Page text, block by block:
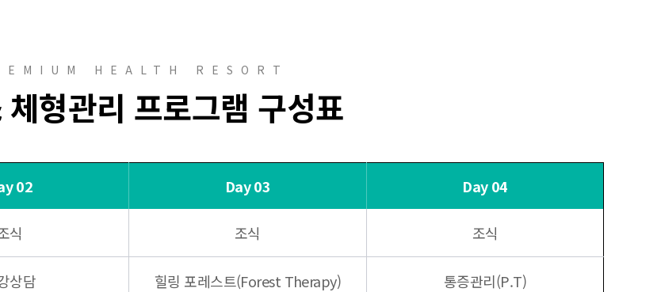
HEALTH RESORT
형관리 프로그램 구성표
02 Day 03 Day 04
식 조식 조식
상담 힐링 포레스트(Forest Therapy) 통증관리(P.T)